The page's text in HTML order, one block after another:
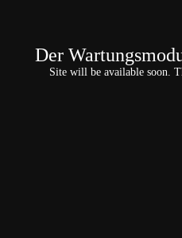
Der
Site will be available soon.